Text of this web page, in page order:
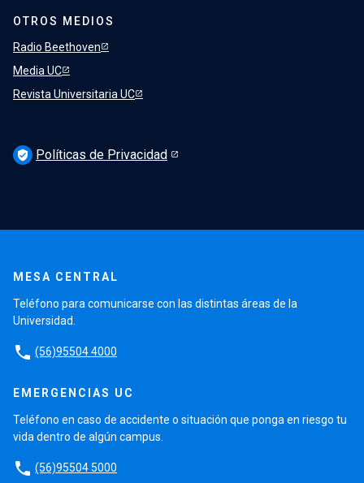
OTROS MEDIOS
Radio Beethoven
Media UC
Revista Universitaria UC
verified_user Políticas de Privacidad
MESA CENTRAL
Teléfono para comunicarse con las distintas áreas de la
Universidad.
phone (56)95504 4000
EMERGENCIAS UC
Teléfono en caso de accidente o situación que ponga en riesgo tu
vida dentro de algún campus.
phone (56)95504 5000